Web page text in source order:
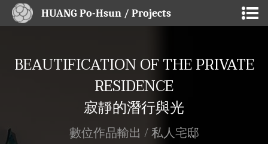
HUANG Po-Hsun / Projects
BEAUTIFICATION OF THE PRIVATE
RESIDENCE
寂靜的潛行與光
數位作品輸出 / 私人宅邸